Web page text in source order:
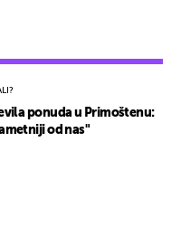
ponuda u Primoštenu:
od nas"